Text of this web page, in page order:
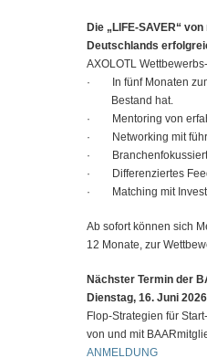
Die „LIFE-SAVER“
Deutschlands
AXOLOTL
· In fünf Monaten
Bestand hat.
· Mentoring von
· Networking mit
·
· Differenziertes
· Matching mit
Ab sofort können sich
12 Monate, zur
Nächster Termin der
Dienstag, 16. Juni
Flop-Strategien für
von und mit
ANMELDUNG